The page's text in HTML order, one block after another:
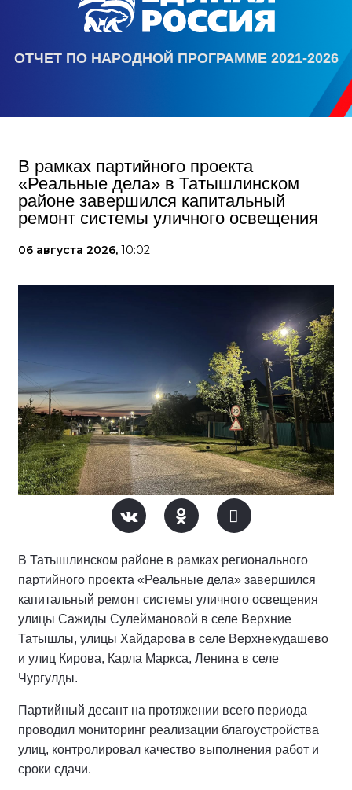
ОТЧЕТ ПО НАРОДНОЙ ПРОГРАММЕ 2021-2026
В рамках партийного проекта
«Реальные дела» в Татышлинском
районе завершился капитальный
ремонт системы уличного освещения
06 августа 2026, 10:02
В Татышлинском районе в рамках регионального
партийного проекта «Реальные дела» завершился
капитальный ремонт системы уличного освещения
улицы Сажиды Сулеймановой в селе Верхние
Татышлы, улицы Хайдарова в селе Верхнекудашево
и улиц Кирова, Карла Маркса, Ленина в селе
Чургулды.
Партийный десант на протяжении всего периода
проводил мониторинг реализации благоустройства
улиц, контролировал качество выполнения работ и
сроки сдачи.